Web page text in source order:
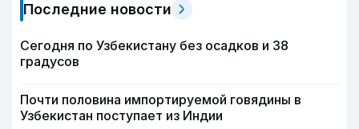
Последние новости
Сегодня по Узбекистану без осадков и 38
градусов
Почти половина импортируемой говядины в
Узбекистан поступает из Индии